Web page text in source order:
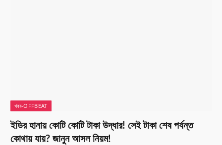
খবর-OFFBEAT
ইডির হানায় কোটি কোটি টাকা উদ্ধার! সেই টাকা শেষ পর্যন্ত
কোথায় যায়? জানুন আসল নিয়ম!